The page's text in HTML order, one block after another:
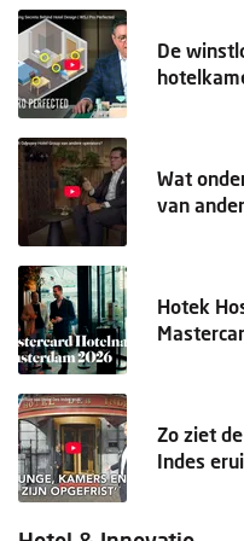
De
Wat
van
Hotek
Zo ziet
Indes